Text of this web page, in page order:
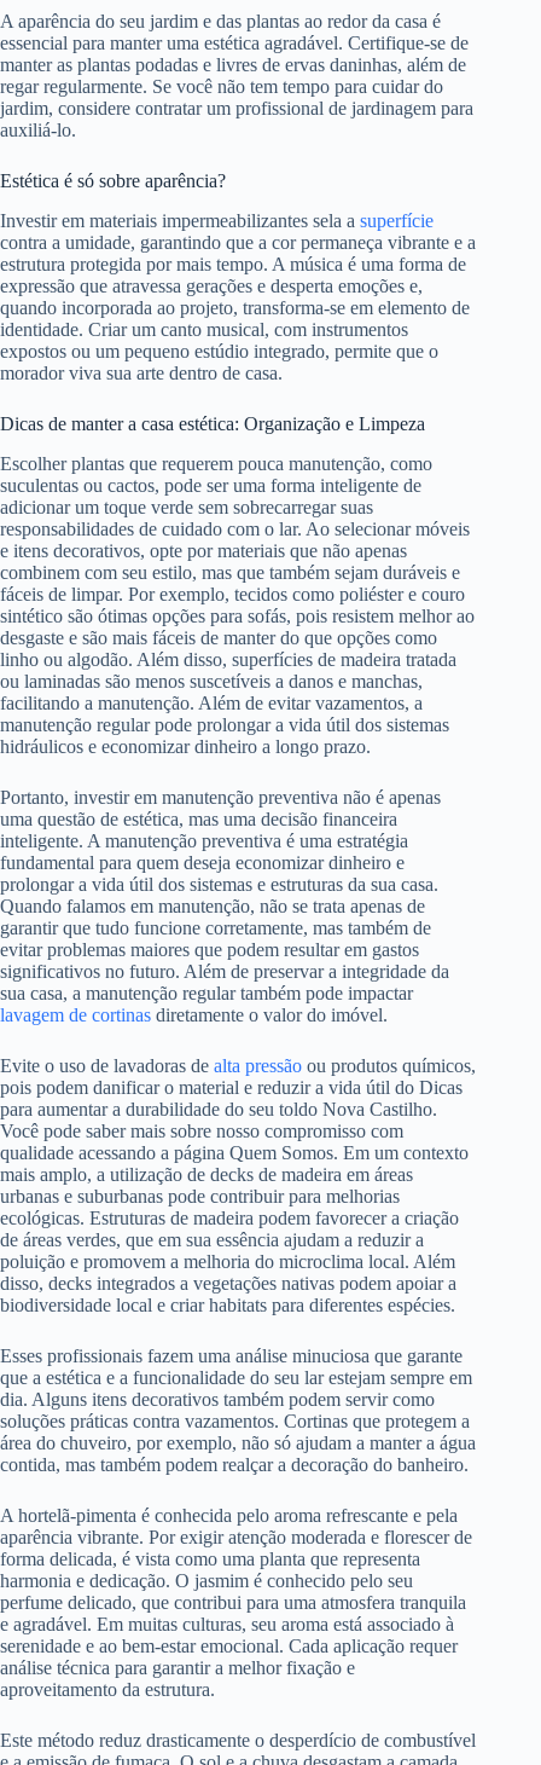
A aparência do seu jardim e das plantas ao redor da casa é
essencial para manter uma estética agradável. Certifique-se de
manter as plantas podadas e livres de ervas daninhas, além de
regar regularmente. Se você não tem tempo para cuidar do
jardim, considere contratar um profissional de jardinagem para
auxiliá-lo.
Estética é só sobre aparência?
Investir em materiais impermeabilizantes sela a superfície
contra a umidade, garantindo que a cor permaneça vibrante e a
estrutura protegida por mais tempo. A música é uma forma de
expressão que atravessa gerações e desperta emoções e,
quando incorporada ao projeto, transforma-se em elemento de
identidade. Criar um canto musical, com instrumentos
expostos ou um pequeno estúdio integrado, permite que o
morador viva sua arte dentro de casa.
Dicas de manter a casa estética: Organização e Limpeza
Escolher plantas que requerem pouca manutenção, como
suculentas ou cactos, pode ser uma forma inteligente de
adicionar um toque verde sem sobrecarregar suas
responsabilidades de cuidado com o lar. Ao selecionar móveis
e itens decorativos, opte por materiais que não apenas
combinem com seu estilo, mas que também sejam duráveis e
fáceis de limpar. Por exemplo, tecidos como poliéster e couro
sintético são ótimas opções para sofás, pois resistem melhor ao
desgaste e são mais fáceis de manter do que opções como
linho ou algodão. Além disso, superfícies de madeira tratada
ou laminadas são menos suscetíveis a danos e manchas,
facilitando a manutenção. Além de evitar vazamentos, a
manutenção regular pode prolongar a vida útil dos sistemas
hidráulicos e economizar dinheiro a longo prazo.
Portanto, investir em manutenção preventiva não é apenas
uma questão de estética, mas uma decisão financeira
inteligente. A manutenção preventiva é uma estratégia
fundamental para quem deseja economizar dinheiro e
prolongar a vida útil dos sistemas e estruturas da sua casa.
Quando falamos em manutenção, não se trata apenas de
garantir que tudo funcione corretamente, mas também de
evitar problemas maiores que podem resultar em gastos
significativos no futuro. Além de preservar a integridade da
sua casa, a manutenção regular também pode impactar
lavagem de cortinas diretamente o valor do imóvel.
Evite o uso de lavadoras de alta pressão ou produtos químicos,
pois podem danificar o material e reduzir a vida útil do Dicas
para aumentar a durabilidade do seu toldo Nova Castilho.
Você pode saber mais sobre nosso compromisso com
qualidade acessando a página Quem Somos. Em um contexto
mais amplo, a utilização de decks de madeira em áreas
urbanas e suburbanas pode contribuir para melhorias
ecológicas. Estruturas de madeira podem favorecer a criação
de áreas verdes, que em sua essência ajudam a reduzir a
poluição e promovem a melhoria do microclima local. Além
disso, decks integrados a vegetações nativas podem apoiar a
biodiversidade local e criar habitats para diferentes espécies.
Esses profissionais fazem uma análise minuciosa que garante
que a estética e a funcionalidade do seu lar estejam sempre em
dia. Alguns itens decorativos também podem servir como
soluções práticas contra vazamentos. Cortinas que protegem a
área do chuveiro, por exemplo, não só ajudam a manter a água
contida, mas também podem realçar a decoração do banheiro.
A hortelã-pimenta é conhecida pelo aroma refrescante e pela
aparência vibrante. Por exigir atenção moderada e florescer de
forma delicada, é vista como uma planta que representa
harmonia e dedicação. O jasmim é conhecido pelo seu
perfume delicado, que contribui para uma atmosfera tranquila
e agradável. Em muitas culturas, seu aroma está associado à
serenidade e ao bem-estar emocional. Cada aplicação requer
análise técnica para garantir a melhor fixação e
aproveitamento da estrutura.
Este método reduz drasticamente o desperdício de combustível